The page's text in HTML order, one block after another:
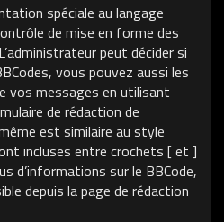
spéciale au langage
de mise en forme des
peut décider si
vous pouvez aussi les
vos messages en utilisant
de rédaction de
est similaire au style
incluses entre crochets [ et ]
d’informations sur le BBCode,
depuis la page de rédaction